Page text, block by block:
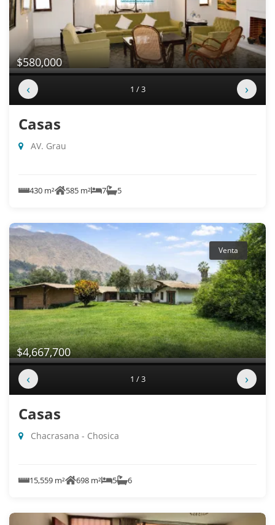
$580,000
‹ 1 / 3 ›
Casas
AV. Grau
430 m² 585 m² 7 5
Venta
$4,667,700
‹ 1 / 3 ›
Casas
Chacrasana - Chosica
15,559 m² 698 m² 5 6